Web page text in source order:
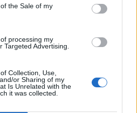
the Sale of my
processing my
Targeted Advertising.
Collection, Use,
or Sharing of my
Is Unrelated with the
it was collected.
од склучувањето на првиот
“Договорот за
дека следната средба на
земји ќе се одржи во Русија.
истакна улогата на Русија
целосна поддршка за
воена операција во
што Русија ја нарекува